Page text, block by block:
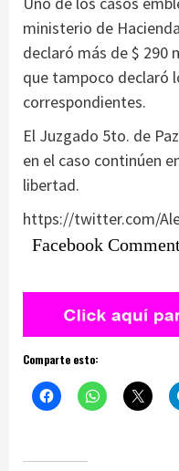
ministerio de
declaró más de $ 290
que tampoco declaró
correspondientes.
El Juzgado 5to. de
en el caso continúen
libertad.
https://twitter.com/
Facebook
Comparte esto: